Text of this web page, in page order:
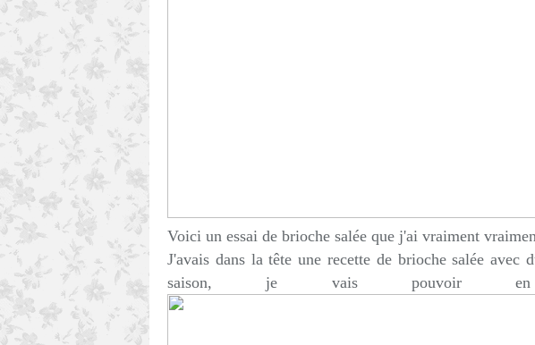
Voici un essai de brioche salée que j'ai vraiment
J'avais dans la tête une recette de brioche salée avec
saison, je vais pouvoir en